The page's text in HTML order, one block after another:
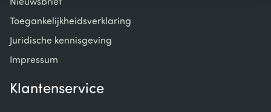
Nieuwsbrief
Toegankelijkheidsverklaring
Juridische kennisgeving
Impressum
Klantenservice